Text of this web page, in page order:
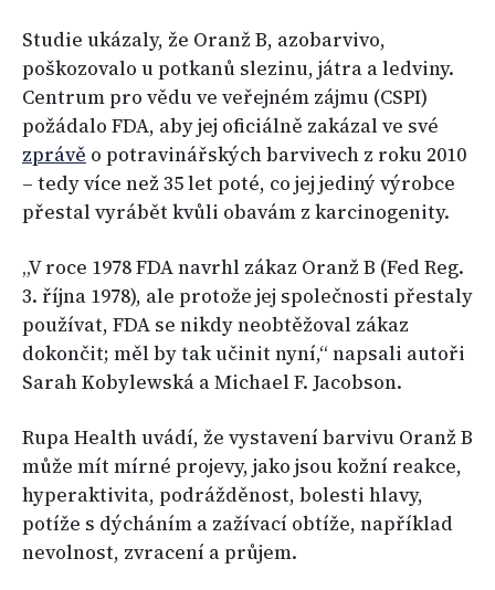
Studie ukázaly, že Oranž B, azobarvivo,
poškozovalo u potkanů slezinu, játra a ledviny.
Centrum pro vědu ve veřejném zájmu (CSPI)
požádalo FDA, aby jej oficiálně zakázal ve své
zprávě o potravinářských barvivech z roku 2010
– tedy více než 35 let poté, co jej jediný výrobce
přestal vyrábět kvůli obavám z karcinogenity.
„V roce 1978 FDA navrhl zákaz Oranž B (Fed Reg.
3. října 1978), ale protože jej společnosti přestaly
používat, FDA se nikdy neobtěžoval zákaz
dokončit; měl by tak učinit nyní,“ napsali autoři
Sarah Kobylewská a Michael F. Jacobson.
Rupa Health uvádí, že vystavení barvivu Oranž B
může mít mírné projevy, jako jsou kožní reakce,
hyperaktivita, podrážděnost, bolesti hlavy,
potíže s dýcháním a zažívací obtíže, například
nevolnost, zvracení a průjem.